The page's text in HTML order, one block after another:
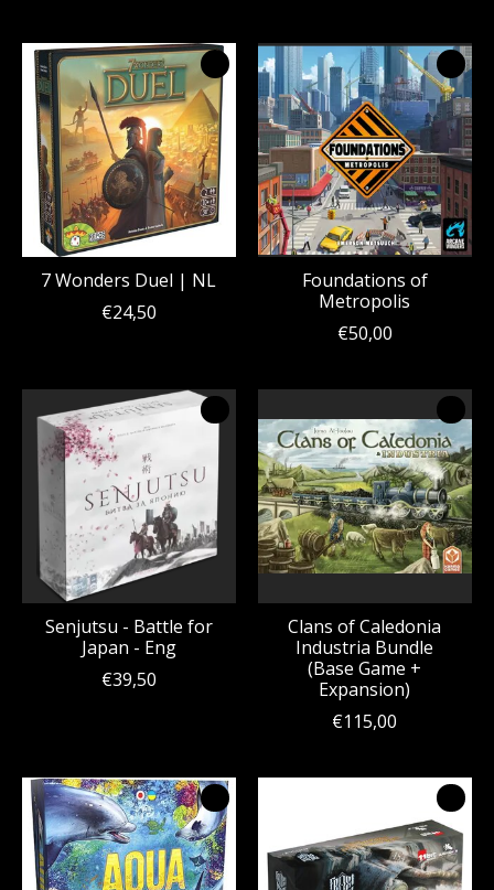
7 Wonders Duel | NL
€24,50
Foundations of
Metropolis
€50,00
Senjutsu - Battle for
Japan - Eng
€39,50
Clans of Caledonia
Industria Bundle
(Base Game +
Expansion)
€115,00